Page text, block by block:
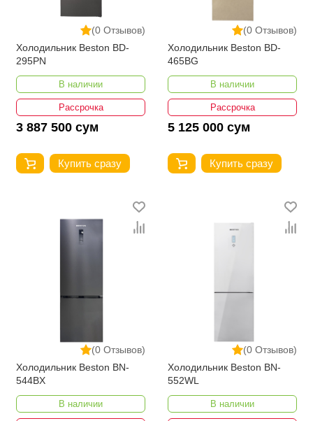
(0 Отзывов)
Холодильник Beston BD-
295PN
В наличии
Рассрочка
3 887 500 сум
Купить сразу
(0 Отзывов)
Холодильник Beston BD-
465BG
В наличии
Рассрочка
5 125 000 сум
Купить сразу
(0 Отзывов)
Холодильник Beston BN-
544BX
В наличии
(0 Отзывов)
Холодильник Beston BN-
552WL
В наличии